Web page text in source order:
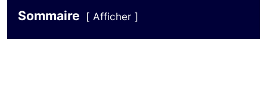
Sommaire Afficher